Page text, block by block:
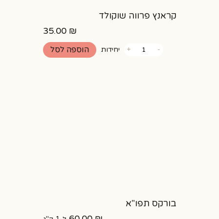
קראנץ פרווה שוקולד
35.00 ₪
-של
+ יחידות הוספה לסל
בורקס תפו"א